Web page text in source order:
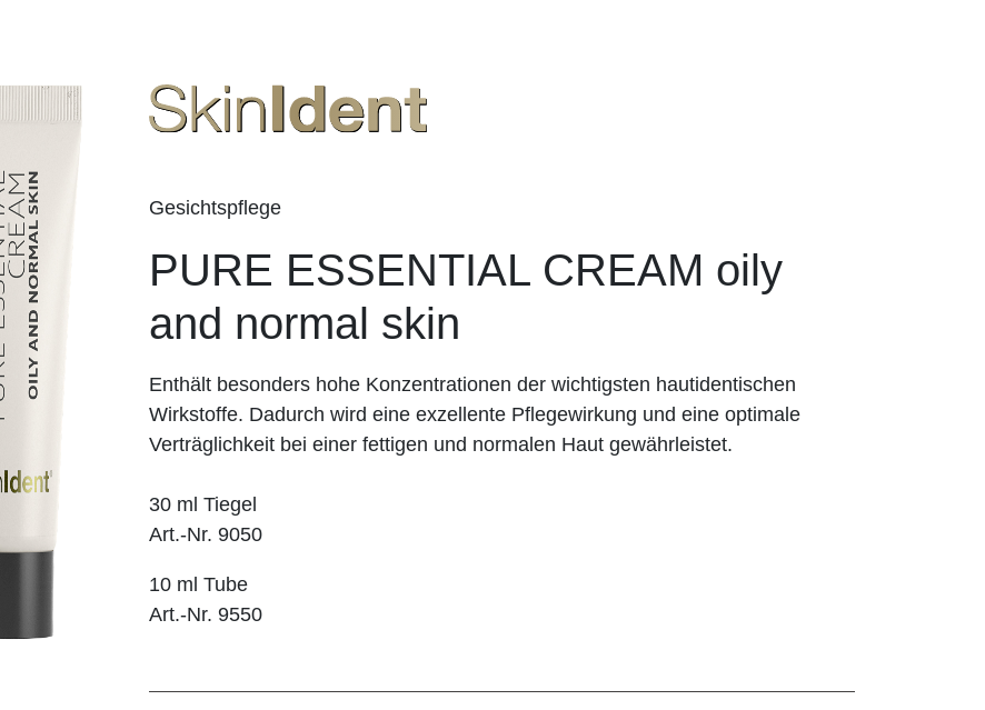
Gesichtspflege
PURE ESSENTIAL CREAM oily
and normal skin
Enthält besonders hohe Konzentrationen der wichtigsten hautidentischen
Wirkstoffe. Dadurch wird eine exzellente Pflegewirkung und eine optimale
Verträglichkeit bei einer fettigen und normalen Haut gewährleistet.
30 ml Tiegel
Art.-Nr. 9050
10 ml Tube
Art.-Nr. 9550